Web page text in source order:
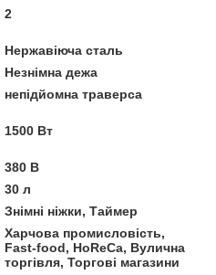
2
Нержавіюча сталь
Незнімна дежа
непідйомна траверса
1500 Вт
380 В
30 л
Знімні ніжки, Таймер
Харчова промисловість,
Fast-food, HoReCa, Вулична
торгівля, Торгові магазини